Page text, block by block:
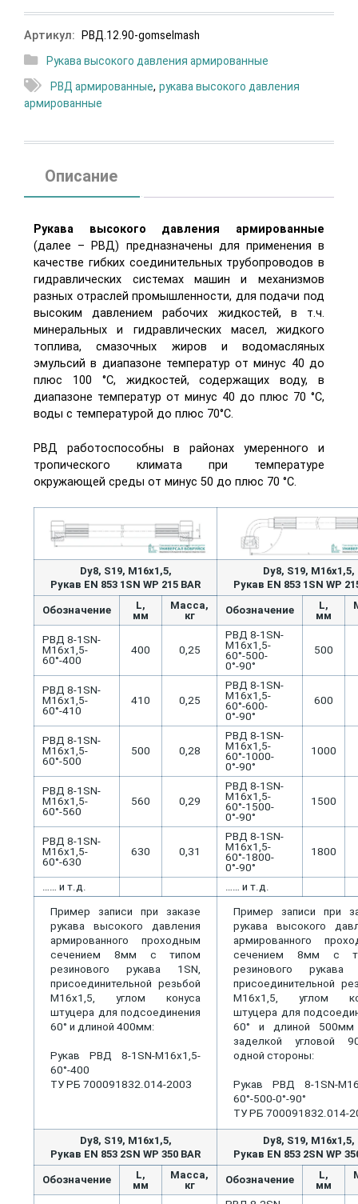
Артикул:
РВД.12.90-gomselmash
Рукава высокого давления армированные
РВД армированные, рукава высокого давления
армированные
Описание
Рукава высокого давления армированные
(далее – РВД) предназначены для применения в
качестве гибких соединительных трубопроводов в
гидравлических системах машин и механизмов
разных отраслей промышленности, для подачи под
высоким давлением рабочих жидкостей, в т.ч.
минеральных и гидравлических масел, жидкого
топлива, смазочных жиров и водомасляных
эмульсий в диапазоне температур от минус 40 до
плюс 100 °С, жидкостей, содержащих воду, в
диапазоне температур от минус 40 до плюс 70 °С,
воды с температурой до плюс 70°С.
РВД работоспособны в районах умеренного и
тропического климата при температуре
окружающей среды от минус 50 до плюс 70 °С.
Dу8, S19, M16x1,5,
Рукав EN 853 1SN WP 215 BAR
Dу8, S19, M16x1,5,
Рукав EN 853 1SN WP
Обозначение
L,
мм
Масса,
кг
Обозначение
L,
мм
РВД 8-1SN-
М16х1,5-
60°-400
400 0,25
РВД 8-1SN-
М16х1,5-
60°-500-
0°-90°
500
РВД 8-1SN-
М16х1,5-
60°-410
410 0,25
РВД 8-1SN-
М16х1,5-
60°-600-
0°-90°
600
РВД 8-1SN-
М16х1,5-
60°-500
500 0,28
РВД 8-1SN-
М16х1,5-
60°-1000-
0°-90°
1000
РВД 8-1SN-
М16х1,5-
60°-560
560 0,29
РВД 8-1SN-
М16х1,5-
60°-1500-
0°-90°
1500
РВД 8-1SN-
М16х1,5-
60°-630
630 0,31
РВД 8-1SN-
М16х1,5-
60°-1800-
0°-90°
1800
…… и т.д. …… и т.д.
Пример записи при заказе
рукава высокого давления
армированного проходным
сечением 8мм с типом
резинового рукава 1SN,
присоединительной резьбой
М16х1,5, углом конуса
штуцера для подсоединения
60° и длиной 400мм:
Рукав РВД 8-1SN-М16х1,5-
60°-400
ТУ РБ 700091832.014-2003
Пример записи при
рукава высокого
армированного
сечением 8мм с
резинового рукава
присоединительной
М16х1,5, углом
штуцера для
60° и длиной
заделкой угловой
одной стороны:
Рукав РВД 8-1SN-
60°-500-0°-90°
ТУ РБ 700091832.014-
Dу8, S19, M16x1,5,
Рукав EN 853 2SN WP 350 BAR
Dу8, S19, M16x1,5,
Рукав EN 853 2SN WP
Обозначение
L,
мм
Масса,
кг
Обозначение
L,
мм